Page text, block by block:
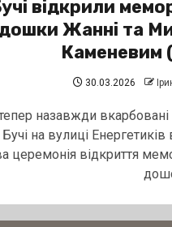
відкрили
дошки Жанні та
Каменевим
30.03.2026
тепер назавжди
Бучі на вулиці Енергетиків
церемонія відкриття